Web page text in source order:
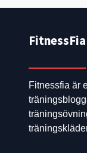
FitnessFia
Fitnessfia är